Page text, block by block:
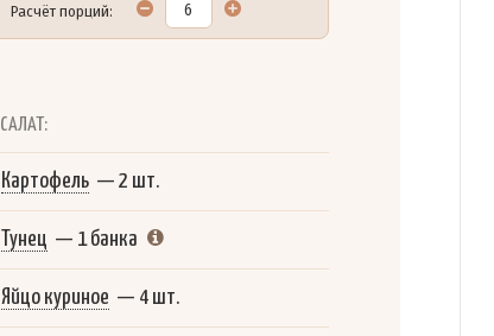
Расчёт порций:
САЛАТ:
Картофель — 2 шт.
Тунец — 1 банка
Яйцо куриное — 4 шт.